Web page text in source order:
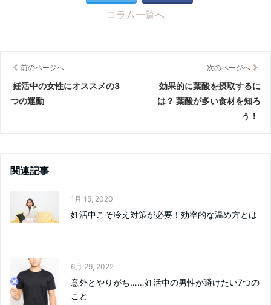
コラム一覧へ
前のページへ
妊活中の女性にオススメの3
つの運動
次のページへ
効果的に葉酸を摂取するに
は？ 葉酸が多い食材を知ろ
う！
関連記事
1月 15, 2020
妊活中こそ冷え対策が必要！効率的な温め方とは
6月 29, 2022
意外とやりがち……妊活中の男性が避けたい7つの
こと